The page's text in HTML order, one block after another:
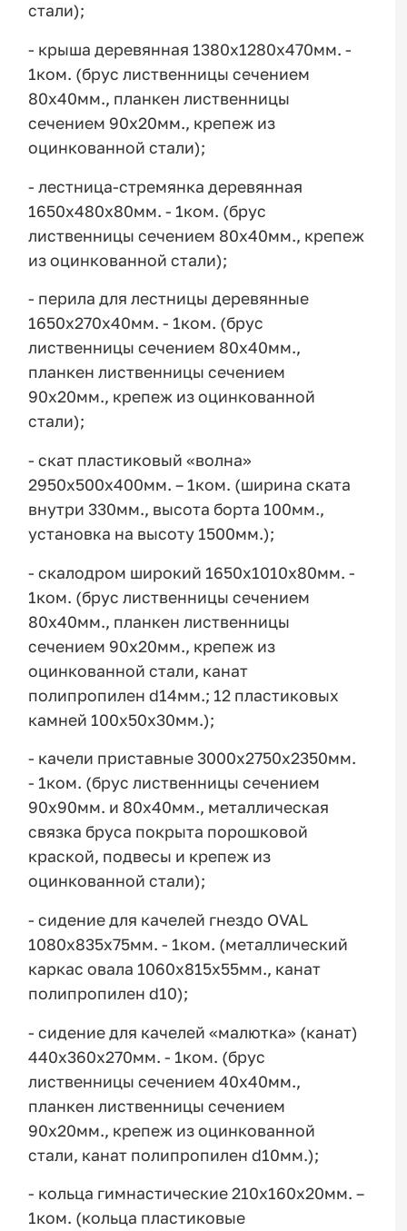
стали);
- крыша деревянная 1380х1280х470мм. -
1ком. (брус лиственницы сечением
80х40мм., планкен лиственницы
сечением 90х20мм., крепеж из
оцинкованной стали);
- лестница-стремянка деревянная
1650х480х80мм. - 1ком. (брус
лиственницы сечением 80х40мм., крепеж
из оцинкованной стали);
- перила для лестницы деревянные
1650х270х40мм. - 1ком. (брус
лиственницы сечением 80х40мм.,
планкен лиственницы сечением
90х20мм., крепеж из оцинкованной
стали);
- скат пластиковый «волна»
2950х500х400мм. – 1ком. (ширина ската
внутри 330мм., высота борта 100мм.,
установка на высоту 1500мм.);
- скалодром широкий 1650х1010х80мм. -
1ком. (брус лиственницы сечением
80х40мм., планкен лиственницы
сечением 90х20мм., крепеж из
оцинкованной стали, канат
полипропилен d14мм.; 12 пластиковых
камней 100х50х30мм.);
- качели приставные 3000х2750х2350мм.
- 1ком. (брус лиственницы сечением
90х90мм. и 80х40мм., металлическая
связка бруса покрыта порошковой
краской, подвесы и крепеж из
оцинкованной стали);
- сидение для качелей гнездо OVAL
1080х835х75мм. - 1ком. (металлический
каркас овала 1060х815х55мм., канат
полипропилен d10);
- сидение для качелей «малютка» (канат)
440х360х270мм. - 1ком. (брус
лиственницы сечением 40х40мм.,
планкен лиственницы сечением
90х20мм., крепеж из оцинкованной
стали, канат полипропилен d10мм.);
- кольца гимнастические 210х160х20мм. –
1ком. (кольца пластиковые